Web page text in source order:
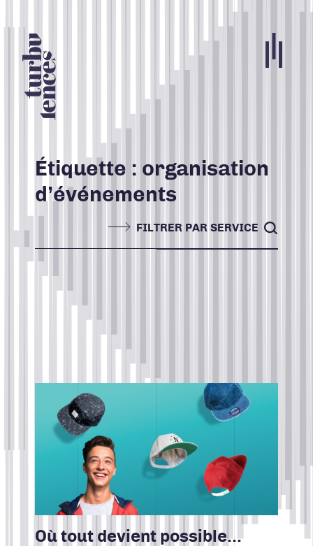
Portfolio
Carrières
Blogue
Contact
418 688-2588
426, rue Victoria
Québec (Québec) G1K 5C2
Canada
CONTACT
Étiquette : organisation
d’événements
FILTRER PAR SERVICE
CONCEPTION DE SITES WEB
CRÉATION, DESIGN, PRODUCTION
INTELLIGENCE D'AFFAIRES
MARKETING RH
MARKETING WEB
NOUVELLES DE TURBULENCES
RÉALISATIONS
STRATÉGIE DE COMMUNICATION
Où tout devient possible…